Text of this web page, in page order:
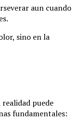
aun cuando
sino en la
puede
fundamentales: